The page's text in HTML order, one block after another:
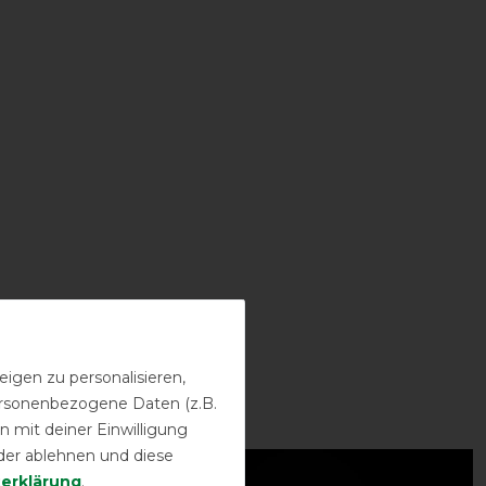
zu personalisieren,
Daten (z.B.
mit deiner Einwilligung
ablehnen und diese
.